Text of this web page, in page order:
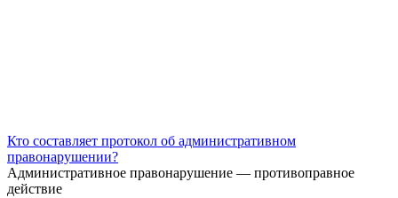
Кто составляет протокол об административном
правонарушении?
Административное правонарушение — противоправное
действие